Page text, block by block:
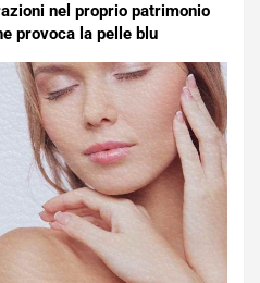
nel proprio patrimonio
provoca la pelle blu